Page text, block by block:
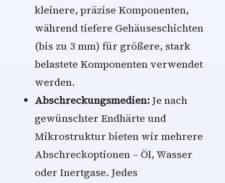
kleinere, präzise Komponenten,
während tiefere Gehäuseschichten
(bis zu 3 mm) für größere, stark
belastete Komponenten verwendet
werden.
Abschreckungsmedien:Je nach
gewünschter Endhärte und
Mikrostruktur bieten wir mehrere
Abschreckoptionen – Öl, Wasser
oder Inertgase. Jedes